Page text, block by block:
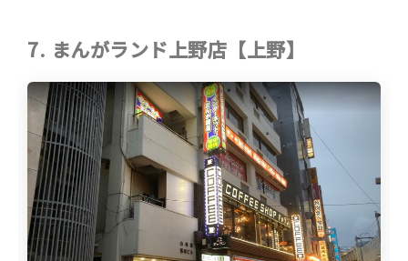
7. まんがランド上野店【上野】